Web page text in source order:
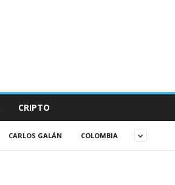
CRIPTO
CARLOS GALÁN COLOMBIA